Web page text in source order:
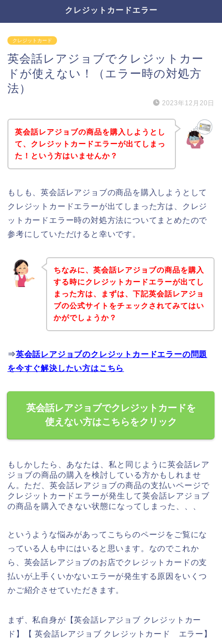
クレジットカードエラー
クレジットカード
英会話レアジョブでクレジットカー
ドが使えない！（エラー時の対処方
法）
2023年12月20日
英会話レアジョブの商品を購入しようとし
て、クレジットカードエラーが出てしまっ
た！という方はいませんか？
もしも、英会話レアジョブの商品を購入しようとして
クレジットカードエラーが出てしまった方は、クレジ
ットカードエラー時の対処方法についてまとめたので
参考にしていただけると幸いです。
ちなみに、英会話レアジョブの商品を購入
する時にクレジットカードエラーが出てし
まった方は、まずは、下記英会話レアジョ
ブの公式サイトをチェックされてみてはい
かがでしょうか？
⇒英会話レアジョブのクレジットカードエラーの問題
を今すぐ解決したい方はこちら
英会話レアジョブでクレジットカードを
使えない方はこちらをクリック
もしかしたら、あなたは、私と同じように英会話レア
ジョブの商品の購入を検討している方かもしれませ
ん。ただ、英会話レアジョブの商品の支払いページで
クレジットカードエラーが発生して英会話レアジョブ
の商品を購入できない状態になってしまった、、、
というような悩みがあってこちらのページをご覧にな
っている人も中にはいると思います。なのでこれか
ら、英会話レアジョブのお店でクレジットカードの支
払いが上手くいかないエラーが発生する原因をいくつ
かご紹介させていただきます。
まず、私自身が【英会話レアジョブ クレジットカー
ド】【 英会話レアジョブ クレジットカード エラー】